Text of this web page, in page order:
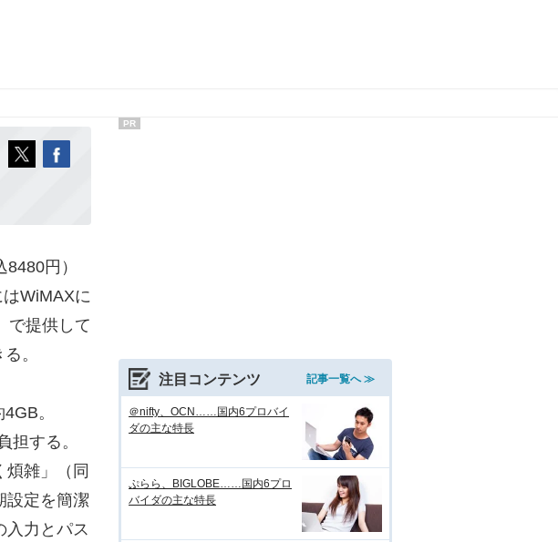
円）
WiMAXに
で提供して
。
。
担する。
雑」（同
設定を簡潔
入力とパス
PR
注目コンテンツ 記事一覧へ ≫
＠nifty、OCN……国内6プロバイ
ダの主な特長
ぷらら、BIGLOBE……国内6プロ
バイダの主な特長